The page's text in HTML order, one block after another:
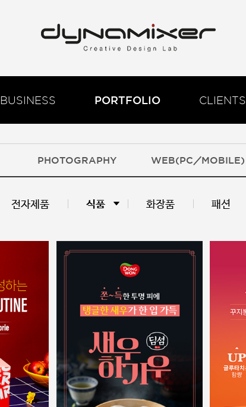
BUSINESS PORTFOLIO CLIENTS
PHOTOGRAPHY WEB(PC／MOBILE)
전자제품 식품 화장품 패션